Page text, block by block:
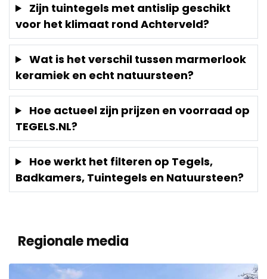
Zijn tuintegels met antislip geschikt
voor het klimaat rond Achterveld?
Wat is het verschil tussen marmerlook
keramiek en echt natuursteen?
Hoe actueel zijn prijzen en voorraad op
TEGELS.NL?
Hoe werkt het filteren op Tegels,
Badkamers, Tuintegels en Natuursteen?
Regionale media